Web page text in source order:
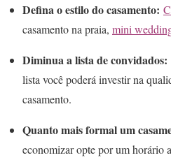
Defina o estilo do casamento:
casamento na praia, mini
Diminua a lista de convidados:
lista você poderá investir na
casamento.
Quanto mais formal um
economizar opte por um horário